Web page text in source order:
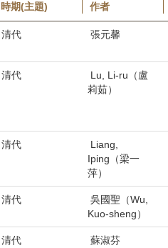
時期(主題) 作者
清代 張元馨
清代
Lu, Li-ru（盧
莉茹）
清代
Liang,
Iping（梁一
萍）
清代
吳國聖（Wu,
Kuo-sheng）
清代 蘇淑芬